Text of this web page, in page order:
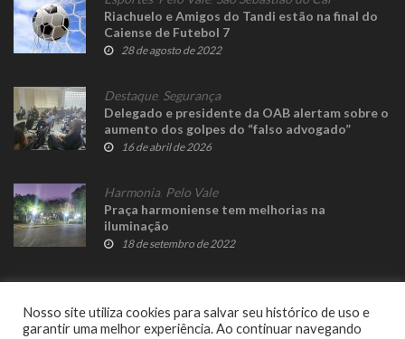
Riachuelo e Amigos do Tandi estão na final do
Caiense de Futebol 7
28 de agosto de 2022
Destaque, Segurança
Delegado e presidente da OAB alertam sobre o
aumento dos golpes do “falso advogado”
16 de abril de 2026
Harmonia, Pelo Vale
Praça harmoniense tem melhorias na
iluminação
18 de setembro de 2022
Nosso site utiliza cookies para salvar seu histórico de uso e
garantir uma melhor experiência. Ao continuar navegando